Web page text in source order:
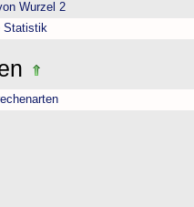
Wurzel 2
Statistik